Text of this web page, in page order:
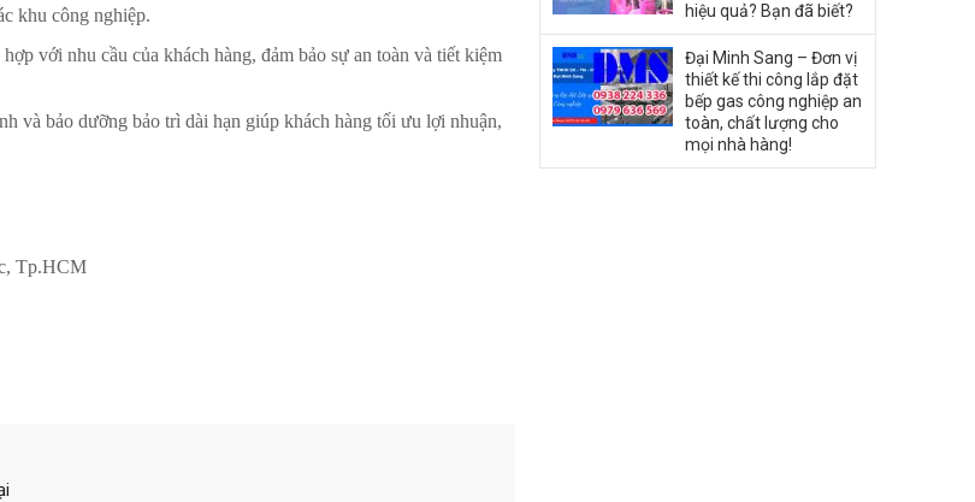
khu công nghiệp.
với nhu cầu của khách hàng, đảm bảo sự an toàn và tiết kiệm
và bảo dưỡng bảo trì dài hạn giúp khách hàng tối ưu lợi nhuận,
Tp.HCM
hiệu quả? Bạn đã biết?
Đại Minh Sang – Đơn vị
thiết kế thi công lắp đặt
bếp gas công nghiệp an
toàn, chất lượng cho
mọi nhà hàng!